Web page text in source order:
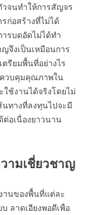
จนทำให้การสัญจร
ก่อสร้างที่ไม่ได้
รบดอัดไม่ได้ทำ
จึงเป็นเหมือนการ
รียมพื้นที่อย่างไร
วบคุมคุณภาพใน
ช้งานได้จริงโดยไม่
ทางที่ลงทุนไปจะมี
ต่อเนื่องยาวนาน
ามเชี่ยวชาญ
านของพื้นที่แต่ละ
ลาดเอียงพอดีเพื่อ